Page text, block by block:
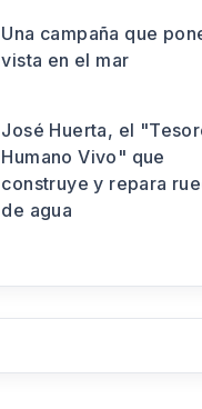
Una campaña que
vista en el mar
José Huerta, el
Humano Vivo" que
construye y repara
de agua